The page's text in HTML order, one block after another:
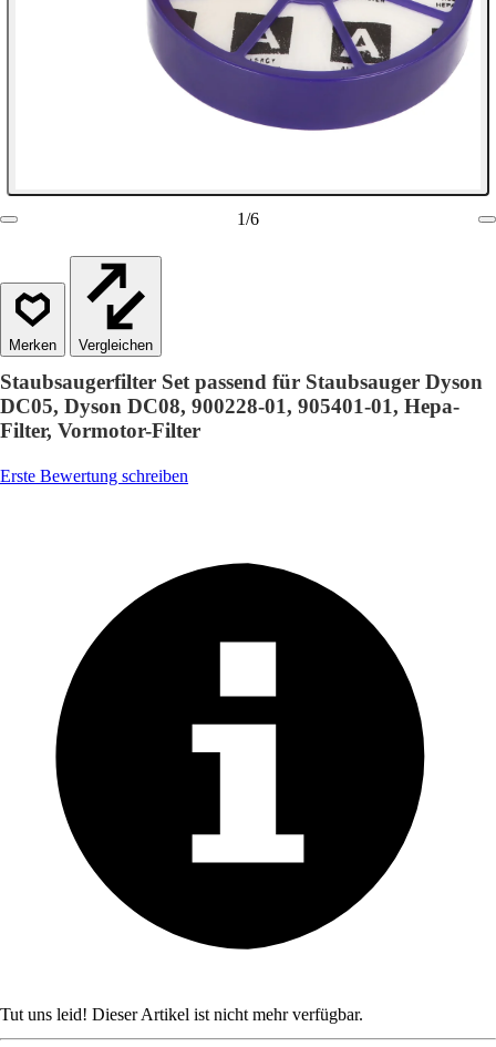
1/6
Vergleichen
Staubsaugerfilter Set passend für Staubsauger Dyson
DC05, Dyson DC08, 900228-01, 905401-01, Hepa-
Filter, Vormotor-Filter
Erste Bewertung schreiben
Tut uns leid! Dieser Artikel ist nicht mehr verfügbar.